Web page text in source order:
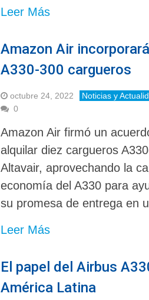
Leer Más
Amazon Air
A330-300 cargueros
octubre 24, 2022
Noticias y
0
Amazon Air firmó un
alquilar diez cargueros
Altavair, aprovechando la
economía del A330 para
su promesa de entrega en
Leer Más
El papel del Airbus
América Latina